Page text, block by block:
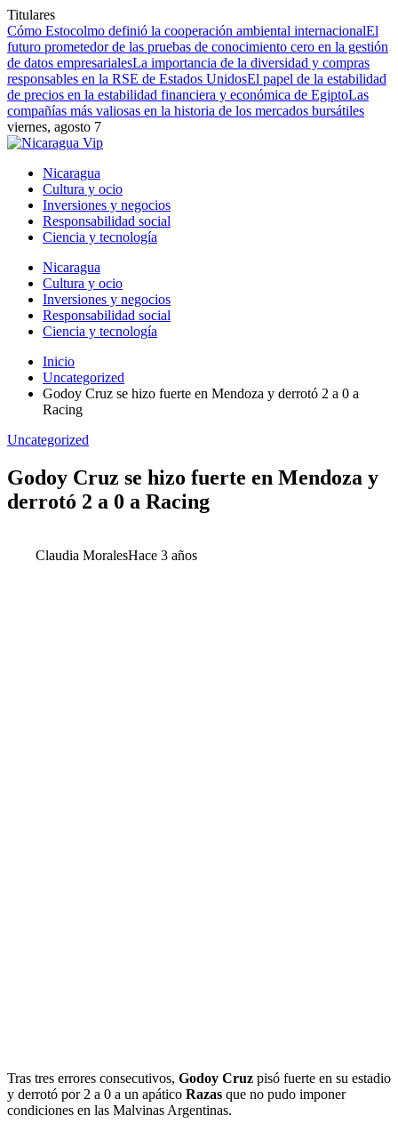
Titulares
Cómo Estocolmo definió la cooperación ambiental internacionalEl
futuro prometedor de las pruebas de conocimiento cero en la gestión
de datos empresarialesLa importancia de la diversidad y compras
responsables en la RSE de Estados UnidosEl papel de la estabilidad
de precios en la estabilidad financiera y económica de EgiptoLas
compañías más valiosas en la historia de los mercados bursátiles
viernes, agosto 7
Nicaragua
Cultura y ocio
Inversiones y negocios
Responsabilidad social
Ciencia y tecnología
Nicaragua
Cultura y ocio
Inversiones y negocios
Responsabilidad social
Ciencia y tecnología
Inicio
Uncategorized
Godoy Cruz se hizo fuerte en Mendoza y derrotó 2 a 0 a
Racing
Uncategorized
Godoy Cruz se hizo fuerte en Mendoza y
derrotó 2 a 0 a Racing
Claudia MoralesHace 3 años
Tras tres errores consecutivos, Godoy Cruz pisó fuerte en su estadio
y derrotó por 2 a 0 a un apático Razas que no pudo imponer
condiciones en las Malvinas Argentinas.